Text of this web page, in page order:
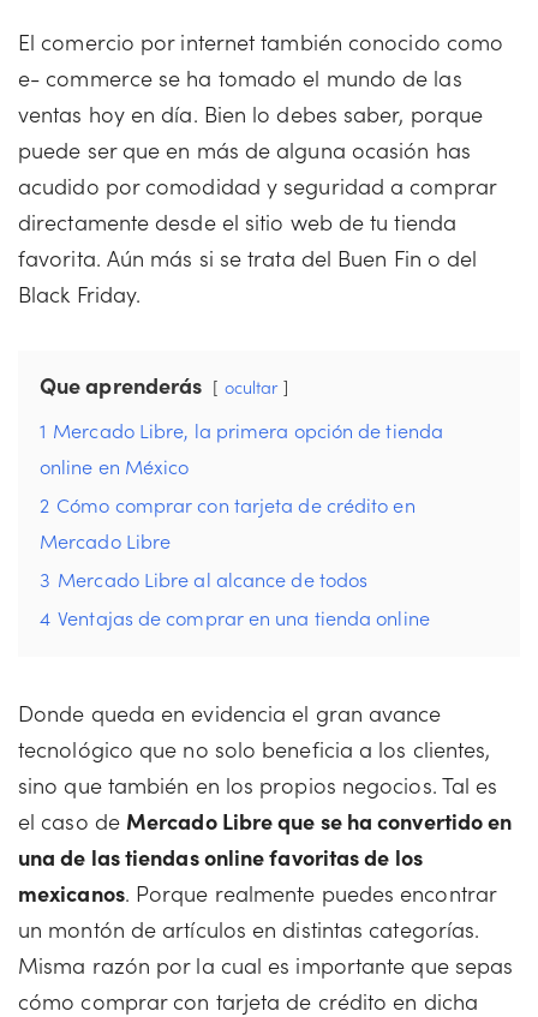
El comercio por internet también conocido como
e- commerce se ha tomado el mundo de las
ventas hoy en día. Bien lo debes saber, porque
puede ser que en más de alguna ocasión has
acudido por comodidad y seguridad a comprar
directamente desde el sitio web de tu tienda
favorita. Aún más si se trata del Buen Fin o del
Black Friday.
Que aprenderás ocultar
1 Mercado Libre, la primera opción de tienda
online en México
2 Cómo comprar con tarjeta de crédito en
Mercado Libre
3 Mercado Libre al alcance de todos
4 Ventajas de comprar en una tienda online
Donde queda en evidencia el gran avance
tecnológico que no solo beneficia a los clientes,
sino que también en los propios negocios. Tal es
el caso de Mercado Libre que se ha convertido en
una de las tiendas online favoritas de los
mexicanos. Porque realmente puedes encontrar
un montón de artículos en distintas categorías.
Misma razón por la cual es importante que sepas
cómo comprar con tarjeta de crédito en dicha